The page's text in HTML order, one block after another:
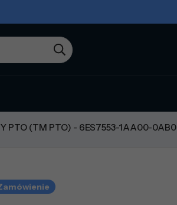
PTO (TM PTO) - 6ES7553-1AA00-0AB0